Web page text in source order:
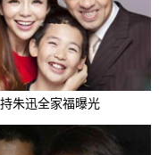
朱迅全家福曝光